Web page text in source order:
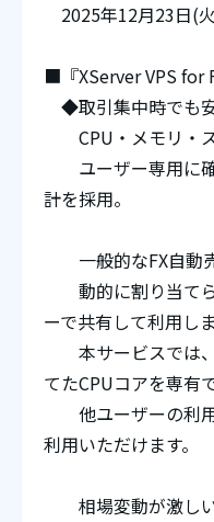
2025年12月23日(
■『XServer VPS for
◆取引集中時でも
CPU・メモリ・ス
ユーザー専用に確
計を採用。
一般的なFX自動売
動的に割り当てら
ーで共有して利用し
本サービスでは、
てたCPUコアを専有
他ユーザーの利用
利用いただけます。
相場変動が激しい